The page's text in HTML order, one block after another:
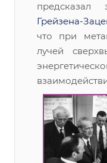
Грейзена-
что при
лучей